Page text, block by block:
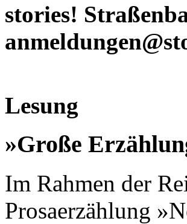
stories!
Lesung
»Große
Im Rahmen der
Prosaerzählung